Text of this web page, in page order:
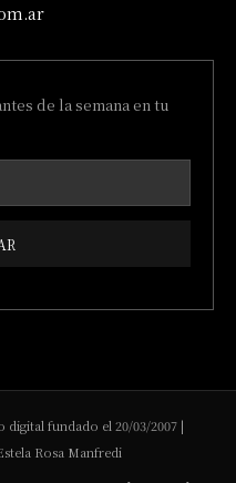
de la semana en tu
fundado el 20/03/2007 |
Rosa Manfredi